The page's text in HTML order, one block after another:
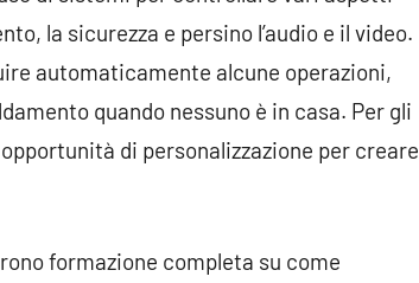
la sicurezza e persino l’audio e il video.
automaticamente alcune operazioni,
quando nessuno è in casa. Per gli
di personalizzazione per creare
formazione completa su come